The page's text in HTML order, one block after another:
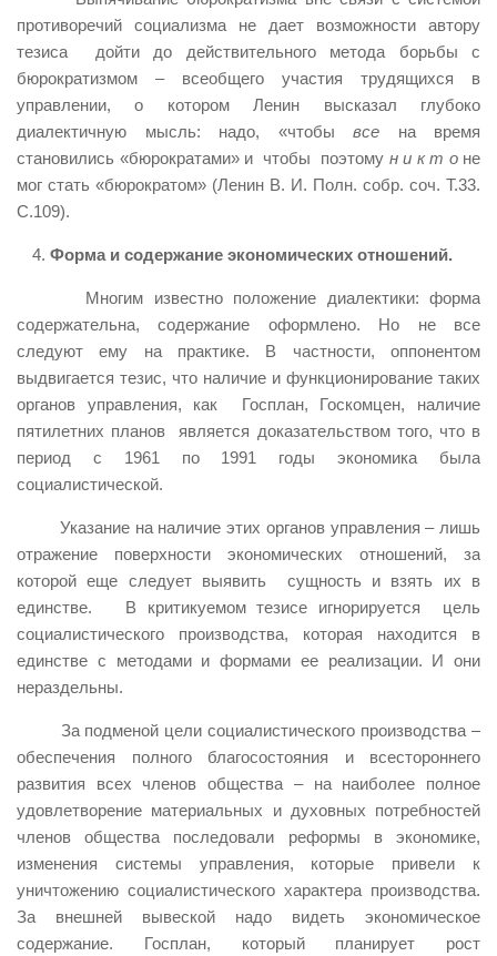
противоречий социализма не дает возможности автору
тезиса дойти до действительного метода борьбы с
бюрократизмом – всеобщего участия трудящихся в
управлении, о котором Ленин высказал глубоко
диалектичную мысль: надо, «чтобы все на время
становились «бюрократами» и чтобы поэтому н и к т оне
мог стать «бюрократом» (Ленин В. И. Полн. собр. соч. Т.33.
С.109).
Форма и содержание экономических отношений.
Многим известно положение диалектики: форма
содержательна, содержание оформлено. Но не все
следуют ему на практике. В частности, оппонентом
выдвигается тезис, что наличие и функционирование таких
органов управления, как Госплан, Госкомцен, наличие
пятилетних планов является доказательством того, что в
период с 1961 по 1991 годы экономика была
социалистической.
Указание на наличие этих органов управления – лишь
отражение поверхности экономических отношений, за
которой еще следует выявить сущность и взять их в
единстве. В критикуемом тезисе игнорируется цель
социалистического производства, которая находится в
единстве с методами и формами ее реализации. И они
нераздельны.
За подменой цели социалистического производства –
обеспечения полного благосостояния и всестороннего
развития всех членов общества – на наиболее полное
удовлетворение материальных и духовных потребностей
членов общества последовали реформы в экономике,
изменения системы управления, которые привели к
уничтожению социалистического характера производства.
За внешней вывеской надо видеть экономическое
содержание. Госплан, который планирует рост